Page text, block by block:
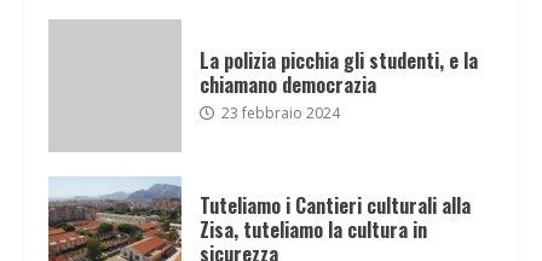
La polizia picchia gli studenti, e la
chiamano democrazia
23 febbraio 2024
Tuteliamo i Cantieri culturali alla
Zisa, tuteliamo la cultura in
sicurezza